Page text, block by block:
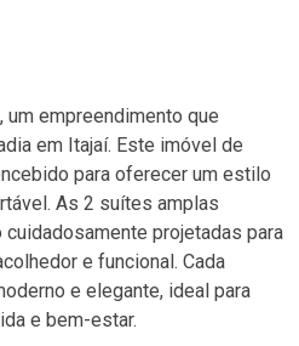
um empreendimento que
em Itajaí. Este imóvel de
para oferecer um estilo
As 2 suítes amplas
projetadas para
e funcional. Cada
e elegante, ideal para
e bem-estar.